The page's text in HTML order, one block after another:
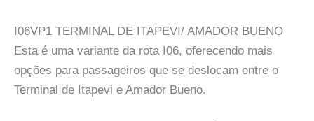
I06VP1 TERMINAL DE ITAPEVI/ AMADOR BUENO
Esta é uma variante da rota I06, oferecendo mais
opções para passageiros que se deslocam entre o
Terminal de Itapevi e Amador Bueno.